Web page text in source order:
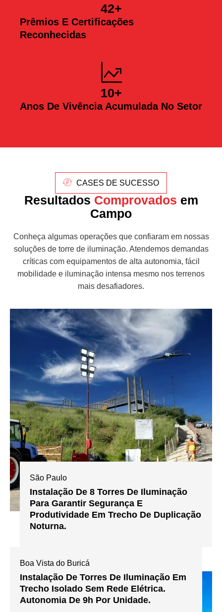
Prêmios E Certificações
Reconhecidas
42+
Anos De Vivência Acumulada No Setor
10+
CASES DE SUCESSO
Resultados Comprovados em
Campo
Conheça algumas operações que confiaram em nossas
soluções de torre de iluminação. Atendemos demandas
críticas com equipamentos de alta autonomia, fácil
mobilidade e iluminação intensa mesmo nos terrenos
mais desafiadores.
São Paulo
Instalação De 8 Torres De Iluminação
Para Garantir Segurança E
Produtividade Em Trecho De Duplicação
Noturna.
Boa Vista do Buricá
Instalação De Torres De Iluminação Em
Trecho Isolado Sem Rede Elétrica.
Autonomia De 9h Por Unidade.